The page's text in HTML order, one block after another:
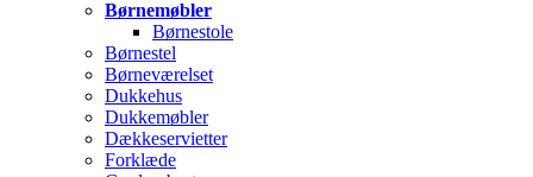
Børnemøbler
Børnestole
Børnestel
Børneværelset
Dukkehus
Dukkemøbler
Dækkeservietter
Forklæde